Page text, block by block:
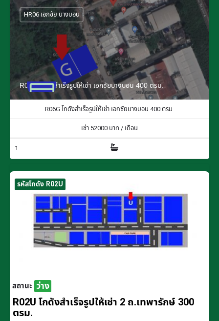
R06G โกดังสำเร็จรูปให้เช่า เอกชัยบางบอน 400 ตรม.
HR06 เอกชัย บางบอน
R06G โกดังสำเร็จรูปให้เช่า เอกชัยบางบอน 400 ตรม.
เช่า 52000 บาท / เดือน
1
รหัสโกดัง R02U
สถานะ ว่าง
R02U โกดังสำเร็จรูปให้เช่า 2 ถ.เทพารักษ์ 300
ตรม.